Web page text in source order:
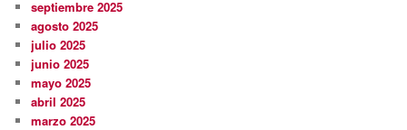
septiembre 2025
agosto 2025
julio 2025
junio 2025
mayo 2025
abril 2025
marzo 2025